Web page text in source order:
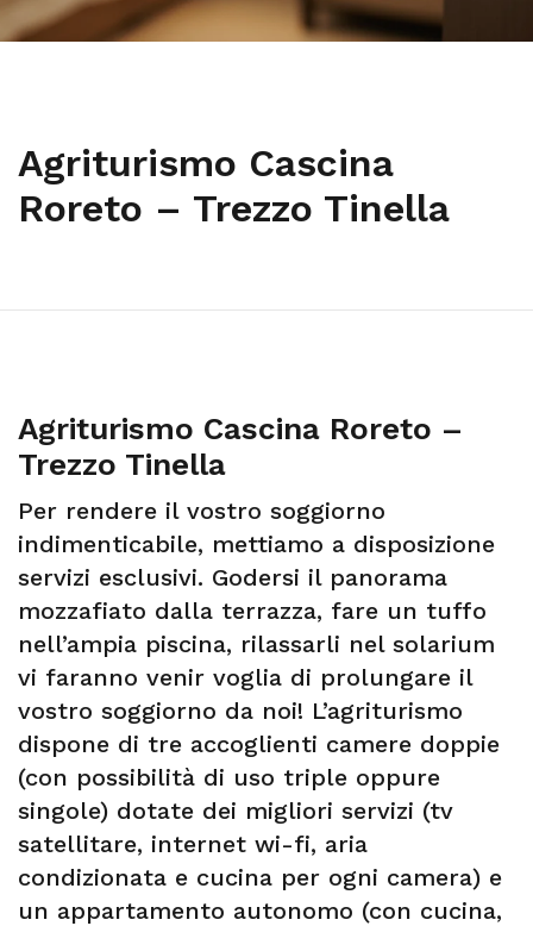
Agriturismo Cascina
Roreto – Trezzo Tinella
Agriturismo Cascina Roreto –
Trezzo Tinella
Per rendere il vostro soggiorno
indimenticabile, mettiamo a disposizione
servizi esclusivi. Godersi il panorama
mozzafiato dalla terrazza, fare un tuffo
nell’ampia piscina, rilassarli nel solarium
vi faranno venir voglia di prolungare il
vostro soggiorno da noi! L’agriturismo
dispone di tre accoglienti camere doppie
(con possibilità di uso triple oppure
singole) dotate dei migliori servizi (tv
satellitare, internet wi-fi, aria
condizionata e cucina per ogni camera) e
un appartamento autonomo (con cucina,